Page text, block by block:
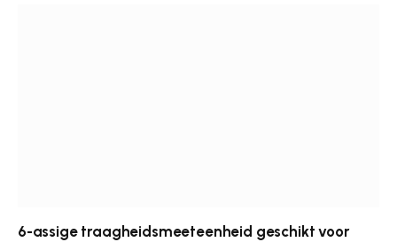
6-assige traagheidsmeeteenheid geschikt voor